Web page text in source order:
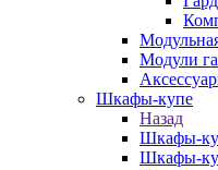
Модули
Шкафы-купе
Назад
Шкафы-
Шкафы-